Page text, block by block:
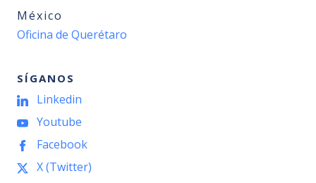
México
Oficina de Querétaro
SÍGANOS
Linkedin
Youtube
Facebook
X (Twitter)